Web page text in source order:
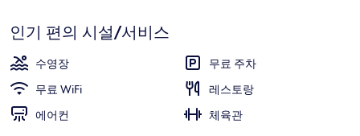
진
갤
러
리
기
인기 편의 시설/서비스
수영장
무료 주차
무료 WiFi
레스토랑
에어컨
체육관